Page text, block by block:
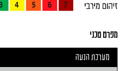
מפרט טכני
מערכת הנעה